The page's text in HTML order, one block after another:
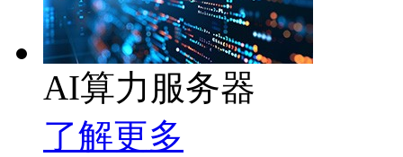
AI算力服务器
了解更多